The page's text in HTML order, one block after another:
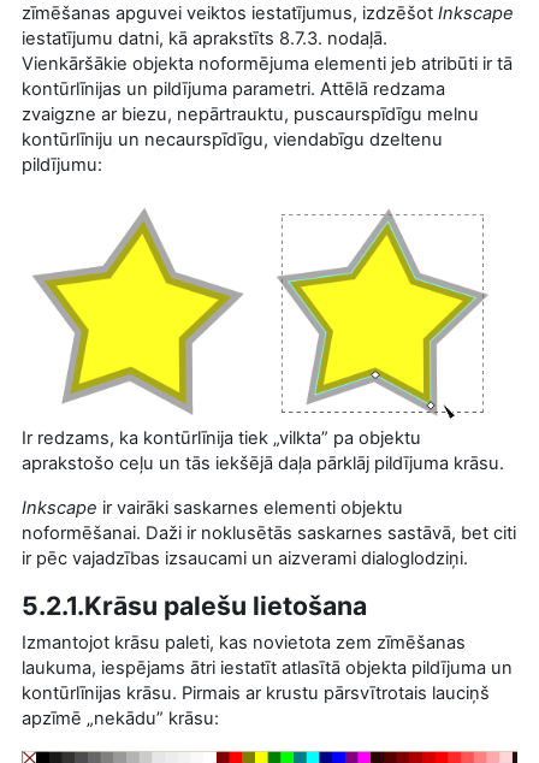
zīmēšanas apguvei veiktos iestatījumus, izdzēšot Inkscape
iestatījumu datni, kā aprakstīts 8.7.3. nodaļā.
Vienkāršākie objekta noformējuma elementi jeb atribūti ir tā
kontūrlīnijas un pildījuma parametri. Attēlā redzama
zvaigzne ar biezu, nepārtrauktu, puscaurspīdīgu melnu
kontūrlīniju un necaurspīdīgu, viendabīgu dzeltenu
pildījumu:
Ir redzams, ka kontūrlīnija tiek „vilkta” pa objektu
aprakstošo ceļu un tās iekšējā daļa pārklāj pildījuma krāsu.
Inkscape ir vairāki saskarnes elementi objektu
noformēšanai. Daži ir noklusētās saskarnes sastāvā, bet citi
ir pēc vajadzības izsaucami un aizverami dialoglodziņi.
5.2.1.Krāsu palešu lietošana
Izmantojot krāsu paleti, kas novietota zem zīmēšanas
laukuma, iespējams ātri iestatīt atlasītā objekta pildījuma un
kontūrlīnijas krāsu. Pirmais ar krustu pārsvītrotais lauciņš
apzīmē „nekādu” krāsu: